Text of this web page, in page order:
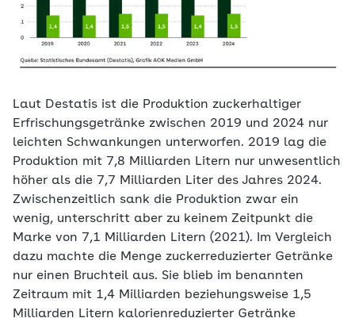
Laut Destatis ist die Produktion zuckerhaltiger
Erfrischungsgetränke zwischen 2019 und 2024 nur
leichten Schwankungen unterworfen. 2019 lag die
Produktion mit 7,8 Milliarden Litern nur unwesentlich
höher als die 7,7 Milliarden Liter des Jahres 2024.
Zwischenzeitlich sank die Produktion zwar ein
wenig, unterschritt aber zu keinem Zeitpunkt die
Marke von 7,1 Milliarden Litern (2021). Im Vergleich
dazu machte die Menge zuckerreduzierter Getränke
nur einen Bruchteil aus. Sie blieb im benannten
Zeitraum mit 1,4 Milliarden beziehungsweise 1,5
Milliarden Litern kalorienreduzierter Getränke